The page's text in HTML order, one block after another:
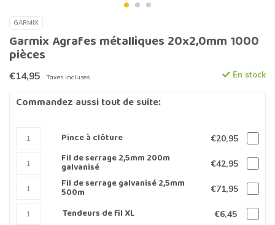
GARMIX
Garmix Agrafes métalliques 20x2,0mm 1000
pièces
€14,95 Taxes incluses En stock
Commandez aussi tout de suite:
Pince à clôture €20,95
Fil de serrage 2,5mm 200m
galvanisé €42,95
Fil de serrage galvanisé 2,5mm
500m €71,95
Tendeurs de fil XL €6,45